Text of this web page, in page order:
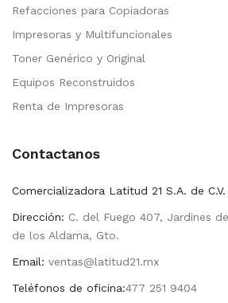
Refacciones para Copiadoras
Impresoras y Multifuncionales
Toner Genérico y Original
Equipos Reconstruidos
Renta de Impresoras
Contactanos
Comercializadora Latitud 21 S.A. de C.V.
Dirección: C. del Fuego 407, Jardines
de los Aldama, Gto.
Email: ventas@latitud21.mx
Teléfonos de oficina:477 251 9404